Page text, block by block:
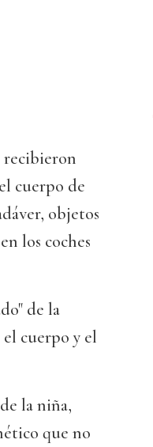
recibieron
cuerpo de
objetos
los coches
de la
cuerpo y el
la niña,
que no